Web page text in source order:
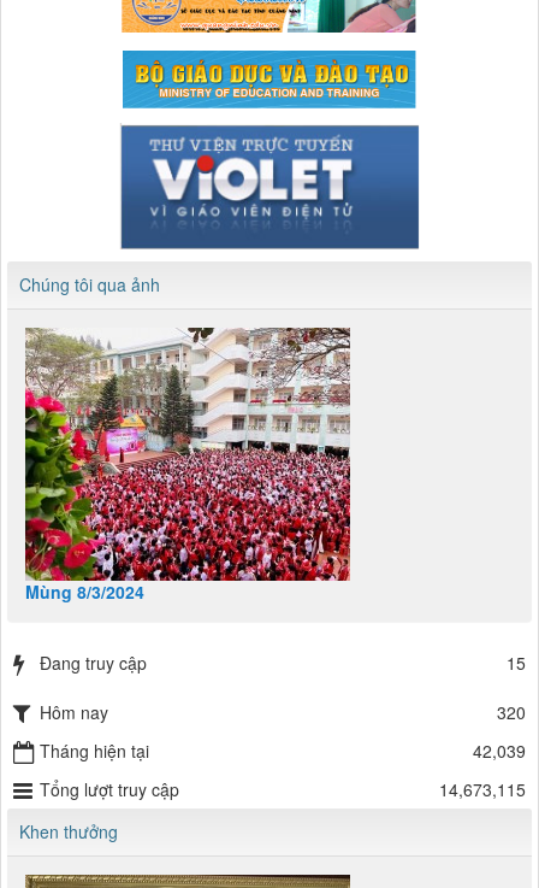
Chúng tôi qua ảnh
Mùng 8/3/2024
Đang truy cập 15
Hôm nay
320
Tháng hiện tại
42,039
Tổng lượt truy cập
14,673,115
Khen thưởng